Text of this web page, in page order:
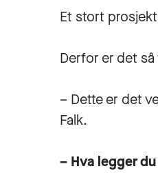
Et stort
Derfor er det
– Dette er det
Falk.
– Hva legger